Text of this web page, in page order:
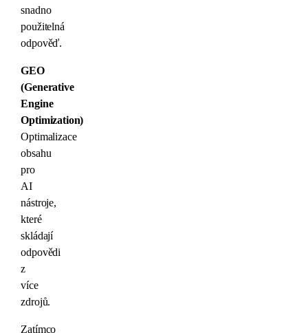
snadno
použitelná
odpověď.
GEO
(Generative
Engine
Optimization)
Optimalizace
obsahu
pro
AI
nástroje,
které
skládají
odpovědi
z
více
zdrojů.
Zatímco